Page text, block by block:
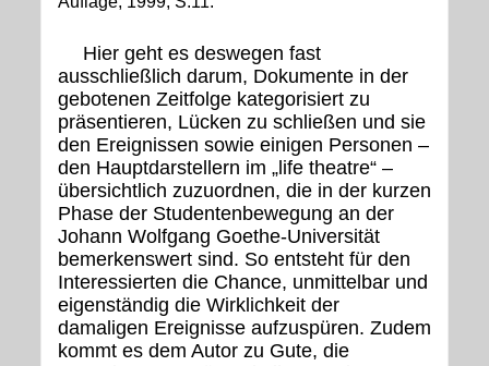
Hier geht es deswegen fast
ausschließlich darum, Dokumente in der
gebotenen Zeitfolge kategorisiert zu
präsentieren, Lücken zu schließen und sie
den Ereignissen sowie einigen Personen –
den Hauptdarstellern im „life theatre“ –
übersichtlich zuzuordnen, die in der kurzen
Phase der Studentenbewegung an der
Johann Wolfgang Goethe-Universität
bemerkenswert sind. So entsteht für den
Interessierten die Chance, unmittelbar und
eigenständig die Wirklichkeit der
damaligen Ereignisse aufzuspüren. Zudem
kommt es dem Autor zu Gute, die